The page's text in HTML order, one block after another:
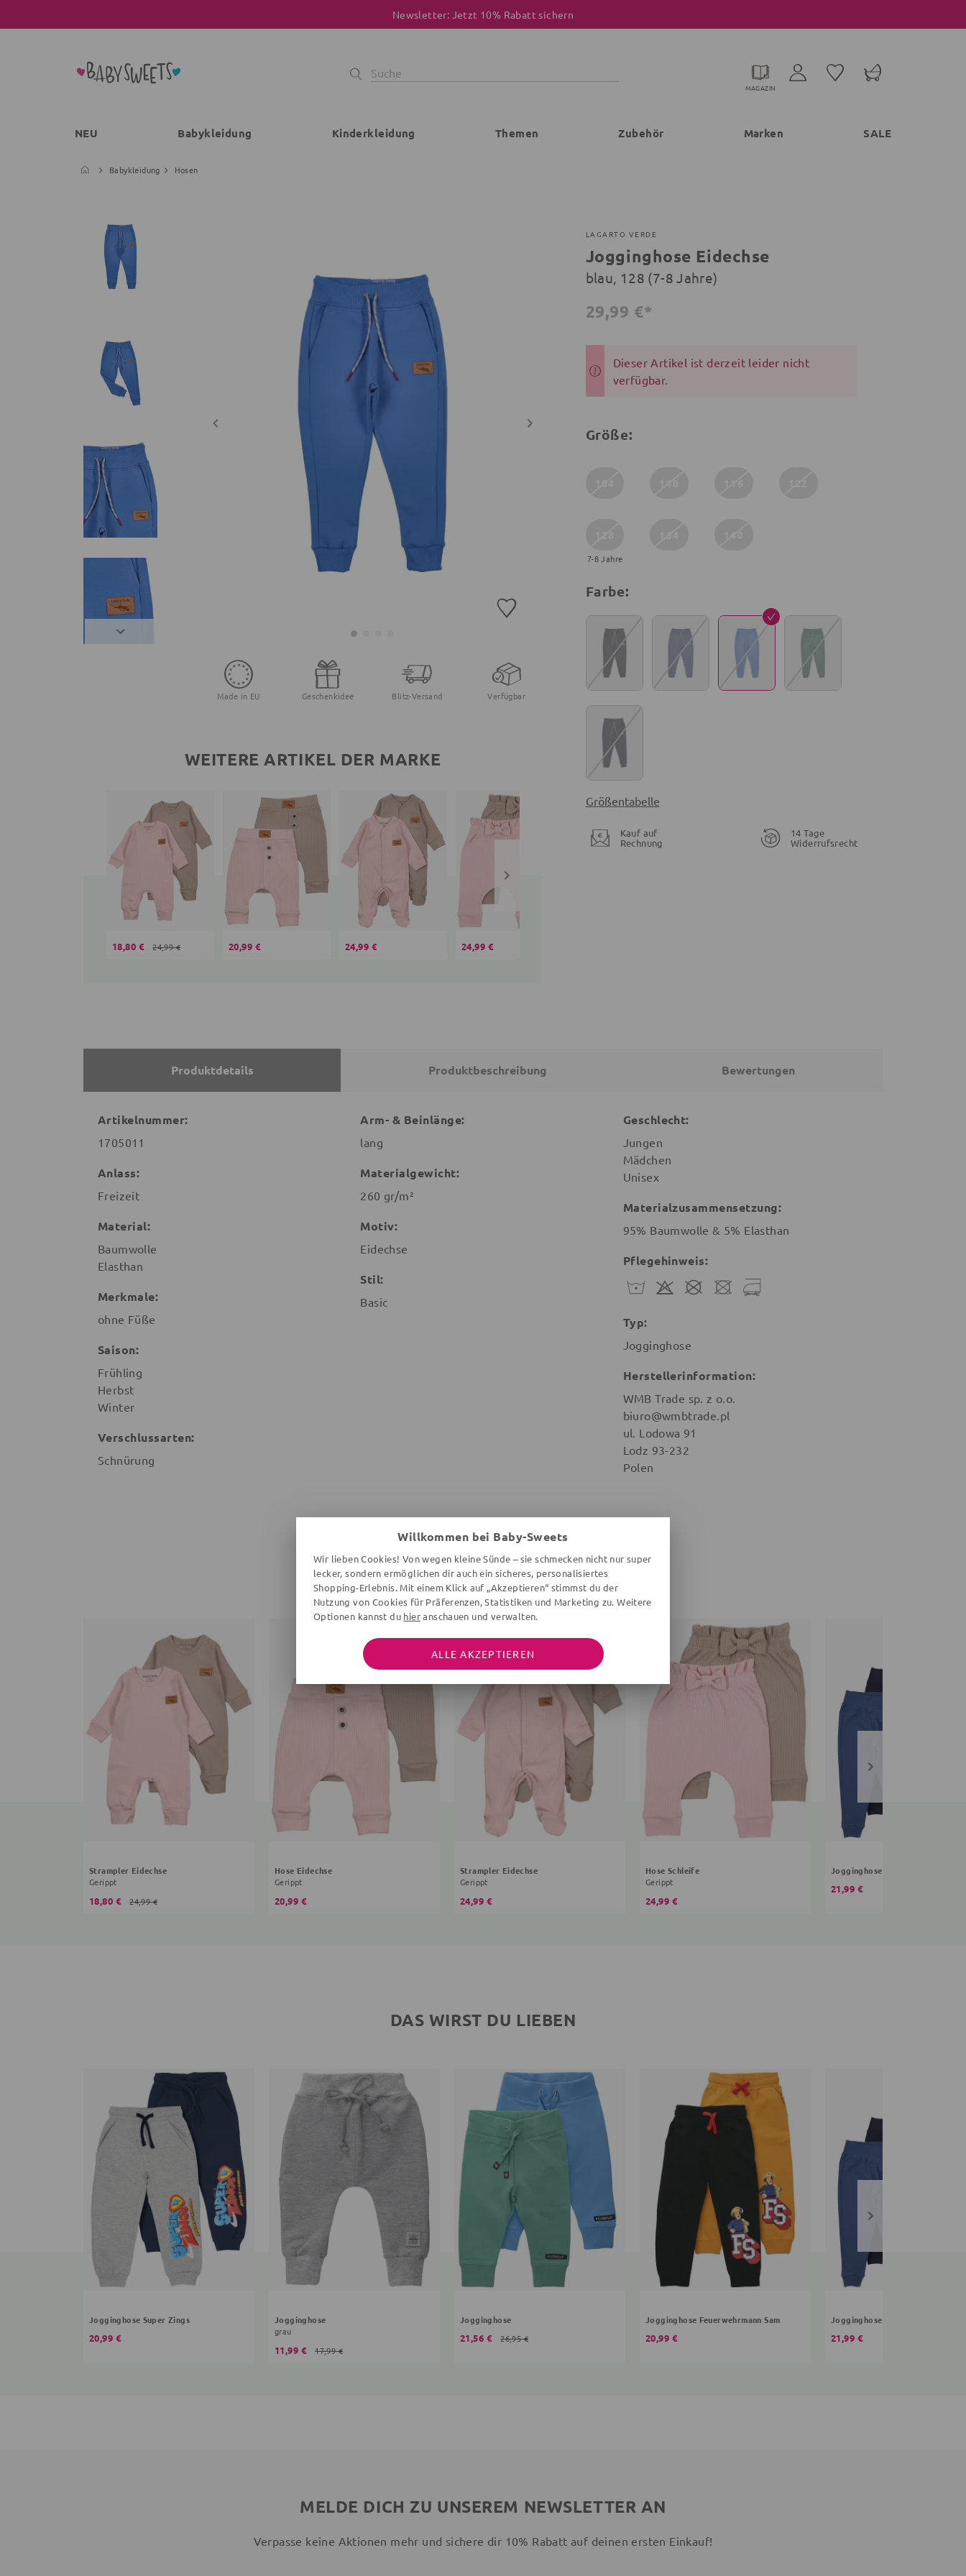
Newsletter: Jetzt 10% Rabatt sichern
MAGAZIN
NEU Babykleidung Kinderkleidung Themen Zubehör Marken SALE
Babykleidung Hosen
Made in EU Geschenkidee Blitz-Versand Verfügbar
WEITERE ARTIKEL DER MARKE
18,80 € 24,99 € 20,99 € 24,99 € 24,99 €
LAGARTO VERDE
Jogginghose Eidechse
blau, 128 (7-8 Jahre)
29,99 €*
Dieser Artikel ist derzeit leider nicht
verfügbar.
Größe:
7-8 Jahre
Farbe:
Größentabelle
Kauf auf
Rechnung
14 Tage
Widerrufsrecht
Produktdetails Produktbeschreibung Bewertungen
Artikelnummer:
1705011
Anlass:
Freizeit
Material:
Baumwolle
Elasthan
Merkmale:
ohne Füße
Saison:
Frühling
Herbst
Winter
Verschlussarten:
Schnürung
Arm- & Beinlänge:
lang
Materialgewicht:
260 gr/m²
Motiv:
Eidechse
Stil:
Basic
Geschlecht:
Jungen
Mädchen
Unisex
Materialzusammensetzung:
95% Baumwolle & 5% Elasthan
Pflegehinweis:
Typ:
Jogginghose
Herstellerinformation:
WMB Trade sp. z o.o.
biuro@wmbtrade.pl
ul. Lodowa 91
Lodz 93-232
Polen
WEITERE ARTIKEL DER MARKE
Strampler Eidechse
Gerippt
18,80 € 24,99 €
Hose Eidechse
Gerippt
20,99 €
Strampler Eidechse
Gerippt
24,99 €
Hose Schleife
Gerippt
24,99 €
Jogginghose Eidechse
21,99 €
DAS WIRST DU LIEBEN
Jogginghose Super Zings
20,99 €
Jogginghose
grau
11,99 € 17,99 €
Jogginghose
21,56 € 26,95 €
Jogginghose Feuerwehrmann Sam
20,99 €
Jogginghose Eidechse
21,99 €
MELDE DICH ZU UNSEREM NEWSLETTER AN
Verpasse keine Aktionen mehr und sichere dir 10% Rabatt auf deinen ersten Einkauf!
Willkommen bei Baby-Sweets
Wir lieben Cookies! Von wegen kleine Sünde – sie schmecken nicht nur super
lecker, sondern ermöglichen dir auch ein sicheres, personalisiertes
Shopping-Erlebnis. Mit einem Klick auf „Akzeptieren“ stimmst du der
Nutzung von Cookies für Präferenzen, Statistiken und Marketing zu. Weitere
Optionen kannst du hieranschauen und verwalten.
ALLE AKZEPTIEREN